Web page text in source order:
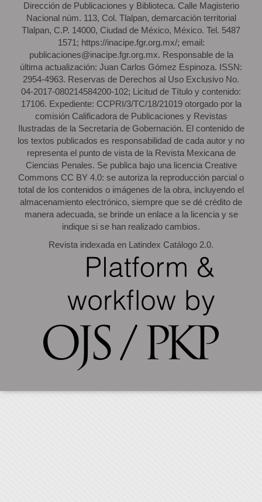
Dirección de Publicaciones y Biblioteca. Calle Magisterio
Nacional núm. 113, Col. Tlalpan, demarcación territorial
Tlalpan, C.P. 14000, Ciudad de México, México. Tel. 5487
1571; https://inacipe.fgr.org.mx/; email:
publicaciones@inacipe.fgr.org.mx. Responsable de la
última actualización: Juan Carlos Gómez Espinoza. ISSN:
2954-4963. Reservas de Derechos al Uso Exclusivo No.
04-2017-080214584200-102; Licitud de Título y contenido:
17106. Expediente: CCPRI/3/TC/18/21019 otorgado por la
comisión Calificadora de Publicaciones y Revistas
Ilustradas de la Secretaría de Gobernación. El contenido de
los textos publicados es responsabilidad de cada autor y no
representa el punto de vista de la Revista Mexicana de
Ciencias Penales. Se publica bajo una licencia Creative
Commons CC BY 4.0: se autoriza la reproducción parcial o
total de los contenidos o imágenes de la obra, incluyendo el
almacenamiento electrónico, siempre que se dé crédito de
manera adecuada, se brinde un enlace a la licencia y se
indique si se han realizado cambios.
Revista indexada en Latindex Catálogo 2.0.